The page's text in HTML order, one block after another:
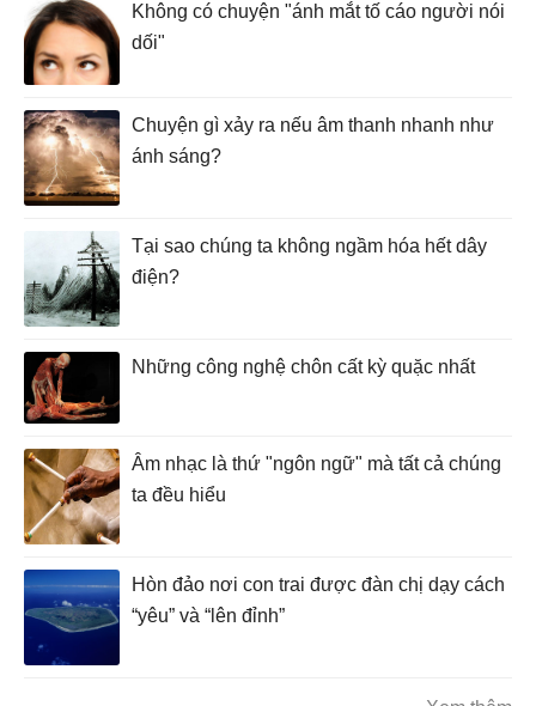
Không có chuyện "ánh mắt tố cáo người nói
dối"
Chuyện gì xảy ra nếu âm thanh nhanh như
ánh sáng?
Tại sao chúng ta không ngầm hóa hết dây
điện?
Những công nghệ chôn cất kỳ quặc nhất
Âm nhạc là thứ "ngôn ngữ" mà tất cả chúng
ta đều hiểu
Hòn đảo nơi con trai được đàn chị dạy cách
“yêu” và “lên đỉnh”